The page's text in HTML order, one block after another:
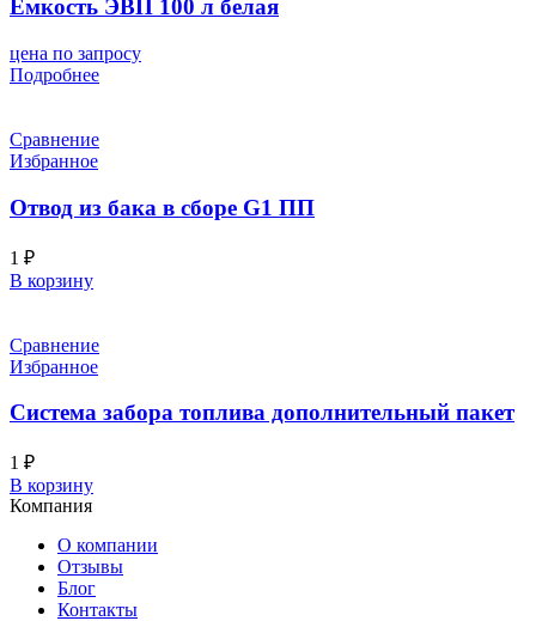
Емкость ЭВП 100 л белая
цена по запросу
Подробнее
Сравнение
Избранное
Отвод из бака в сборе G1 ПП
1 ₽
В корзину
Сравнение
Избранное
Система забора топлива дополнительный пакет
1 ₽
В корзину
Компания
О компании
Отзывы
Блог
Контакты